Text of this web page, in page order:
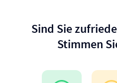
Sind Sie
Stimmen